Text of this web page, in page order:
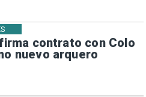
contrato con Colo
nuevo arquero